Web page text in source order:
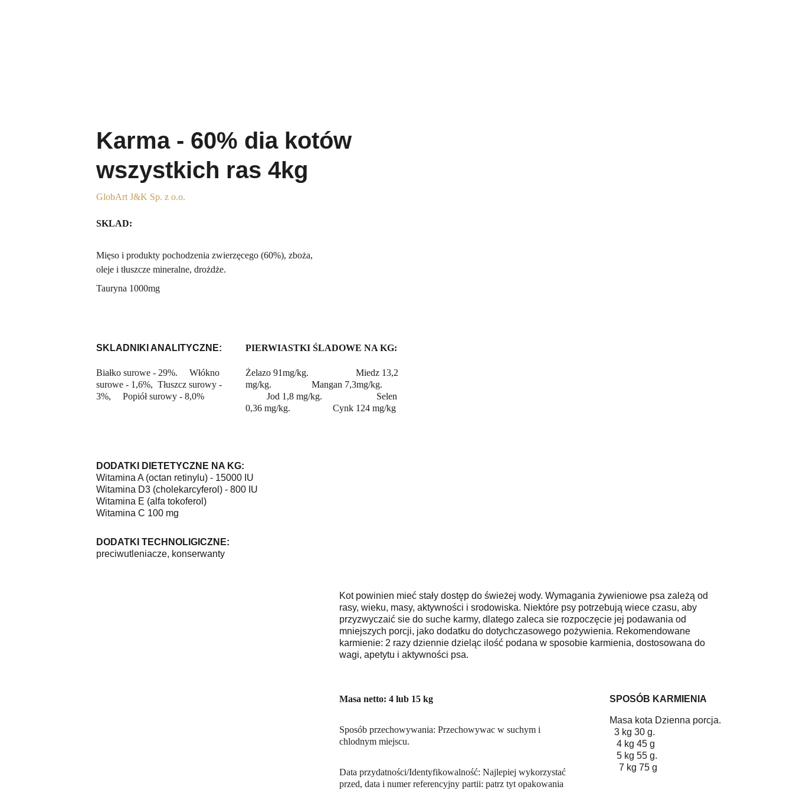
Karma - 60% dia kotów
wszystkich ras 4kg
GlobArt J&K Sp. z o.o.
SKLAD:
Mięso i produkty pochodzenia zwierzęcego (60%), zboża,
oleje i tłuszcze mineralne, drożdże.
Tauryna 1000mg
SKLADNIKI ANALITYCZNE:
Białko surowe - 29%.     Włókno
surowe - 1,6%,  Tłuszcz surowy -
3%,     Popiół surowy - 8,0%
PIERWIASTKI ŚLADOWE NA KG:
Żelazo 91mg/kg.                    Miedz 13,2
mg/kg.                 Mangan 7,3mg/kg.
         Jod 1,8 mg/kg.                       Selen
0,36 mg/kg.                  Cynk 124 mg/kg
DODATKI TECHNOLIGICZNE:
preciwutleniacze, konserwanty
DODATKI DIETETYCZNE NA KG:
Witamina A (octan retinylu) - 15000 IU
Witamina D3 (cholekarcyferol) - 800 IU
Witamina E (alfa tokoferol)
Witamina C 100 mg
SPOSÓB KARMIENIA
Masa kota Dzienna porcja.
  3 kg 30 g.
   4 kg 45 g
   5 kg 55 g.
    7 kg 75 g
Kot powinien mieć stały dostęp do świeżej wody. Wymagania żywieniowe psa zależą od
rasy, wieku, masy, aktywności i srodowiska. Niektóre psy potrzebują wiece czasu, aby
przyzwyczaić sie do suche karmy, dlatego zaleca sie rozpoczęcie jej podawania od
mniejszych porcji, jako dodatku do dotychczasowego pożywienia. Rekomendowane
karmienie: 2 razy dziennie dzieląc ilość podana w sposobie karmienia, dostosowana do
wagi, apetytu i aktywności psa.
Masa netto: 4 lub 15 kg
Sposób przechowywania: Przechowywac w suchym i
chlodnym miejscu.
Data przydatności/Identyfikowalność: Najlepiej wykorzystać
przed, data i numer referencyjny partii: patrz tyt opakowania